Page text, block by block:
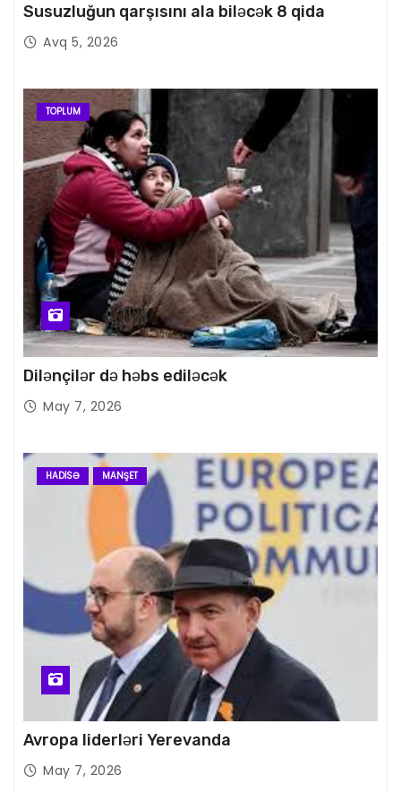
Susuzluğun qarşısını ala biləcək 8 qida
Avq 5, 2026
TOPLUM
Dilənçilər də həbs ediləcək
May 7, 2026
HADISƏ MANŞET
Avropa liderləri Yerevanda
May 7, 2026